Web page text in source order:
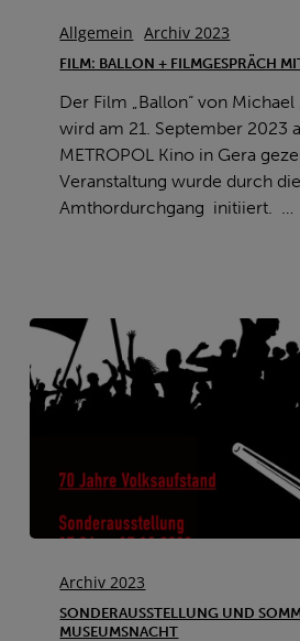
Ballon
Anke
Strzelcyk
Allgemein Archiv 2023
FILM: BALLON + FILMGESPRÄCH
Der Film „Ballon“ von Michael
wird am 21. September 2023
METROPOL Kino in Gera
Veranstaltung wurde durch
Amthordurchgang initiiert. …
Sommerfest
Archiv 2023
SONDERAUSSTELLUNG UND
MUSEUMSNACHT